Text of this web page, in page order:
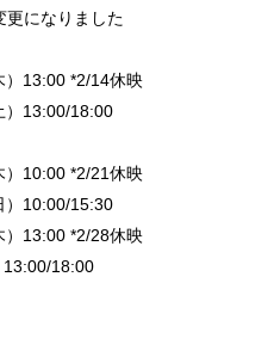
更になりました
）13:00 *2/14休映
）13:00/18:00
）10:00 *2/21休映
）10:00/15:30
）13:00 *2/28休映
13:00/18:00